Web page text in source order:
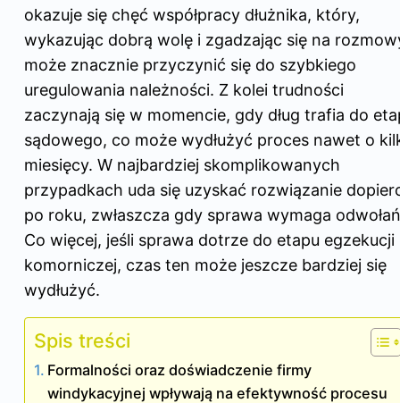
okazuje się chęć współpracy dłużnika, który,
wykazując dobrą wolę i zgadzając się na
może znacznie przyczynić się do szybkiego
uregulowania należności. Z kolei trudności
zaczynają się w momencie, gdy dług trafia do
sądowego, co może wydłużyć proces nawet o
miesięcy. W najbardziej skomplikowanych
przypadkach uda się uzyskać rozwiązanie
po roku, zwłaszcza gdy sprawa wymaga
Co więcej, jeśli sprawa dotrze do etapu egzekucji
komorniczej, czas ten może jeszcze bardziej się
wydłużyć.
Spis treści
Formalności oraz doświadczenie firmy
windykacyjnej wpływają na efektywność procesu